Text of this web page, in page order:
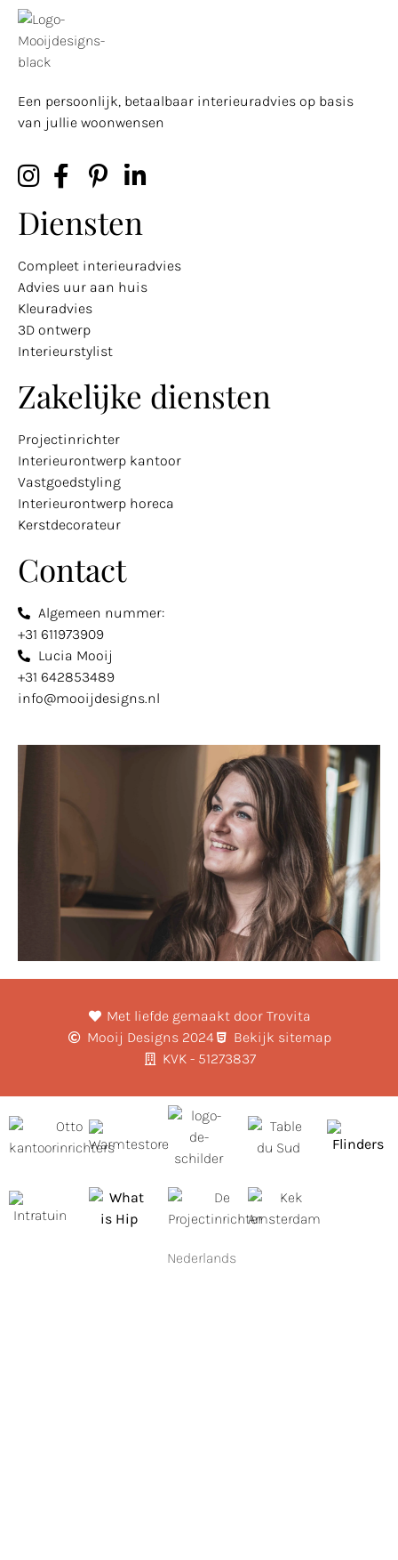
Een persoonlijk, betaalbaar interieuradvies op basis
van jullie woonwensen
Diensten
Compleet interieuradvies
Advies uur aan huis
Kleuradvies
3D ontwerp
Interieurstylist
Zakelijke diensten
Projectinrichter
Interieurontwerp kantoor
Vastgoedstyling
Interieurontwerp horeca
Kerstdecorateur
Contact
Algemeen nummer:
+31 611973909
Lucia Mooij
+31 642853489
info@mooijdesigns.nl
Met liefde gemaakt door Trovita
Mooij Designs 2024
Bekijk sitemap
KVK - 51273837
Nederlands